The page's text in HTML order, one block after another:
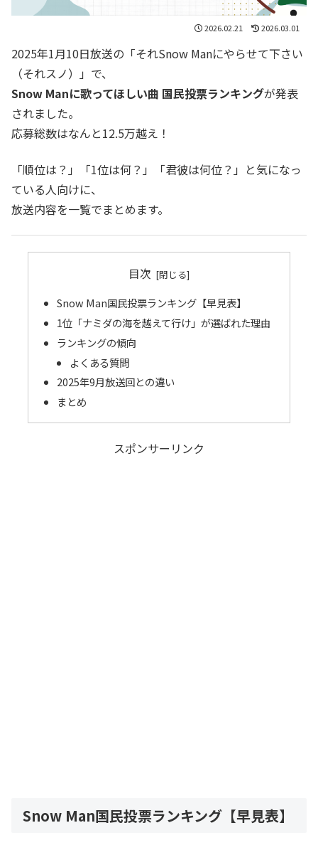
2026.02.21 2026.03.01
2025年1月10日放送の「それSnow Manにやらせて下さい
（それスノ）」で、
Snow Manに歌ってほしい曲 国民投票ランキングが発表
されました。
応募総数はなんと12.5万越え！
「順位は？」「1位は何？」「君彼は何位？」と気になっ
ている人向けに、
放送内容を一覧でまとめます。
目次
Snow Man国民投票ランキング【早見表】
1位「ナミダの海を越えて行け」が選ばれた理由
ランキングの傾向
よくある質問
2025年9月放送回との違い
まとめ
スポンサーリンク
Snow Man国民投票ランキング【早見表】